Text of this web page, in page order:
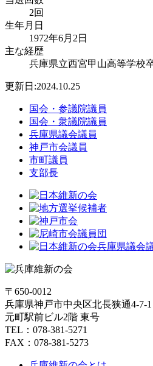
2回
生年月日
1972年6月2日
主な経歴
兵庫県⽴⻄宮甲⼭⾼等学校
更新日:2024.10.25
国会・参議院議員
国会・衆議院議員
兵庫県議会議員
神戸市会議員
市町議員
支部長
〒650-0012
兵庫県神戸市中央区北長狭通4-7-1
元町駅前ビル2階 東号
TEL：078-381-5271
FAX：078-381-5273